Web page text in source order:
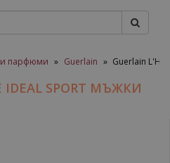
парфюми » Guerlain » Guerlain
IDEAL SPORT МЪЖКИ